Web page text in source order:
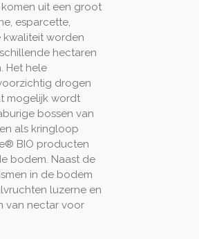
uit een groot
esparcette,
worden
hectaren
Het hele
drogen
mogelijk wordt
bossen van
als kringloop
BIO producten
bodem. Naast de
in de bodem
luzerne en
van nectar voor